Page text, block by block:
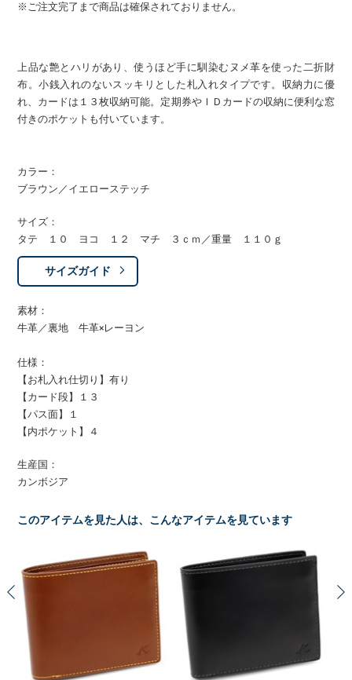
※ご注文完了まで商品は確保されておりません。
上品な艶とハリがあり、使うほど手に馴染むヌメ革を使った二折財
布。小銭入れのないスッキリとした札入れタイプです。収納力に優
れ、カードは１３枚収納可能。定期券やＩＤカードの収納に便利な窓
付きのポケットも付いています。
カラー：
ブラウン／イエローステッチ
サイズ：
タテ １０ ヨコ １２ マチ ３ｃｍ／重量 １１０ｇ
サイズガイド
素材：
牛革／裏地 牛革×レーヨン
仕様：
【お札入れ仕切り】有り
【カード段】１３
【パス面】１
【内ポケット】４
生産国：
カンボジア
このアイテムを見た人は、こんなアイテムを見ています